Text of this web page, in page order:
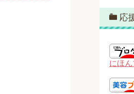
応
にほ